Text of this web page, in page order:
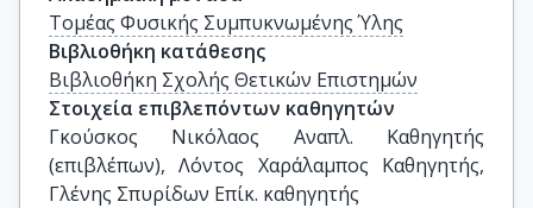
Τομέας Φυσικής Συμπυκνωμένης Ύλης
Βιβλιοθήκη κατάθεσης
Βιβλιοθήκη Σχολής Θετικών Επιστημών
Στοιχεία επιβλεπόντων καθηγητών
Γκούσκος Νικόλαος Αναπλ. Καθηγητής
(επιβλέπων), Λόντος Χαράλαμπος Καθηγητής,
Γλένης Σπυρίδων Επίκ. καθηγητής